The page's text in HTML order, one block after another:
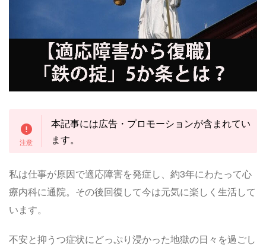
本記事には広告・プロモーションが含まれてい
ます。
私は仕事が原因で適応障害を発症し、約3年にわたって心
療内科に通院。その後回復して今は元気に楽しく生活して
います。
不安と抑うつ症状にどっぷり浸かった地獄の日々を過ごし